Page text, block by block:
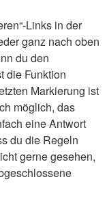
Links in der
ganz nach oben
du den
die Funktion
Markierung ist
möglich, das
eine Antwort
du die Regeln
gerne gesehen,